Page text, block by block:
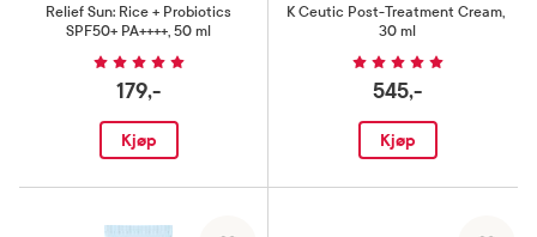
Relief Sun: Rice + Probiotics
SPF50+ PA++++, 50 ml
179,-
Kjøp
K Ceutic Post-Treatment Cream,
30 ml
545,-
Kjøp